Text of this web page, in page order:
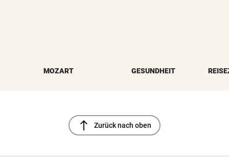
MOZART GESUNDHEIT
north Zurück nach oben